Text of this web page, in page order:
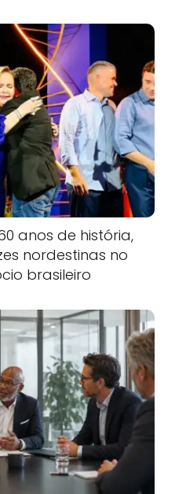
anos de história,
nordestinas no
brasileiro